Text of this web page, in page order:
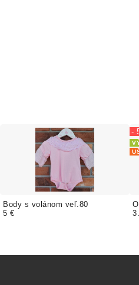
Body s volánom veľ.80
5 €
-